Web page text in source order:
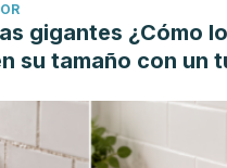
gigantes ¿Cómo
su tamaño con un